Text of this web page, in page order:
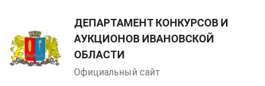
ДЕПАРТАМЕНТ КОНКУРСОВ И
АУКЦИОНОВ ИВАНОВСКОЙ
ОБЛАСТИ
Официальный сайт